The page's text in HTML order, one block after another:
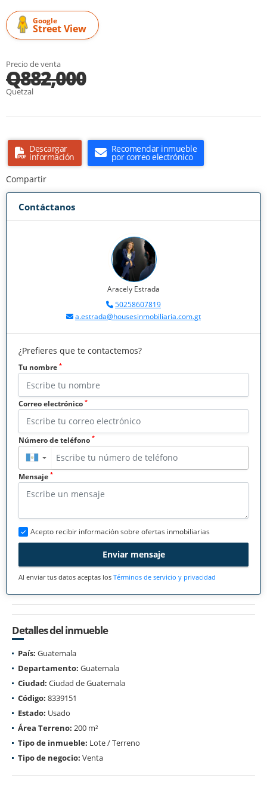
Google
Street View
Precio de venta
Q882,000
Quetzal
Descargar
información
Recomendar inmueble
por correo electrónico
Compartir
Contáctanos
Aracely Estrada
50258607819
a.estrada@housesinmobiliaria.com.gt
¿Prefieres que te contactemos?
Tu nombre *
Correo electrónico *
Número de teléfono *
▼
Mensaje *
Acepto recibir información sobre ofertas inmobiliarias
Enviar mensaje
Al enviar tus datos aceptas los Términos de servicio y privacidad
Detalles del inmueble
País: Guatemala
Departamento: Guatemala
Ciudad: Ciudad de Guatemala
Código: 8339151
Estado: Usado
Área Terreno: 200 m²
Tipo de inmueble: Lote / Terreno
Tipo de negocio: Venta